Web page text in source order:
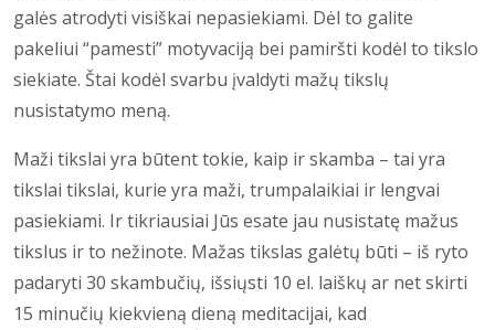
galės atrodyti visiškai nepasiekiami. Dėl to galite
pakeliui “pamesti” motyvaciją bei pamiršti kodėl to tikslo
siekiate. Štai kodėl svarbu įvaldyti mažų tikslų
nusistatymo meną.
Maži tikslai yra būtent tokie, kaip ir skamba – tai yra
tikslai tikslai, kurie yra maži, trumpalaikiai ir lengvai
pasiekiami. Ir tikriausiai Jūs esate jau nusistatę mažus
tikslus ir to nežinote. Mažas tikslas galėtų būti – iš ryto
padaryti 30 skambučių, išsiųsti 10 el. laiškų ar net skirti
15 minučių kiekvieną dieną meditacijai, kad